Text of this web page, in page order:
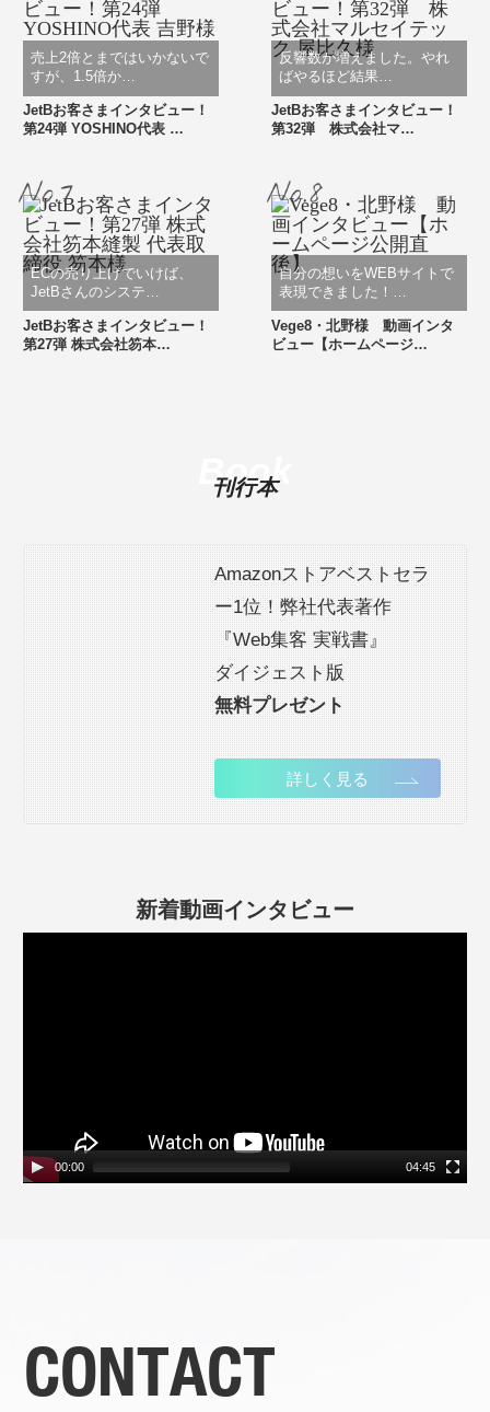
売上2倍とまではいかないで
すが、1.5倍か…
JetBお客さまインタビュー！
第24弾 YOSHINO代表 …
反響数が増えました。やれ
ばやるほど結果…
JetBお客さまインタビュー！
第32弾 株式会社マ…
ECの売り上げでいけば、
JetBさんのシステ…
JetBお客さまインタビュー！
第27弾 株式会社笏本…
自分の想いをWEBサイトで
表現できました！…
Vege8・北野様 動画インタ
ビュー【ホームページ…
刊行本
Book
Amazonストアベストセラ
ー1位！弊社代表著作
『Web集客 実戦書』
ダイジェスト版
無料プレゼント
詳しく見る
新着動画インタビュー
00:00 04:45
CONTACT